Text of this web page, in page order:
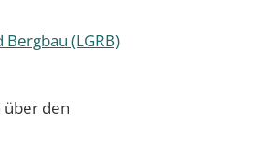
(LGRB)
über den